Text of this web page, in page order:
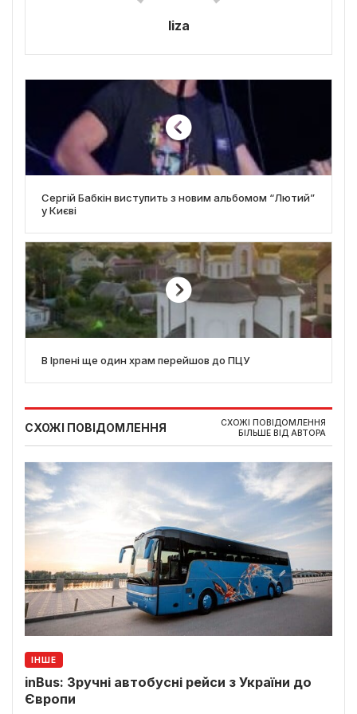
liza
Сергій Бабкін виступить з новим альбомом “Лютий”
у Києві
В Ірпені ще один храм перейшов до ПЦУ
СХОЖІ ПОВІДОМЛЕННЯ
СХОЖІ ПОВІДОМЛЕННЯ
БІЛЬШЕ ВІД АВТОРА
ІНШЕ
inBus: Зручні автобусні рейси з України до
Європи